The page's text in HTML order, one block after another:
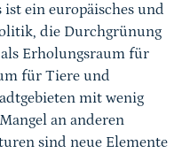
ein europäisches und
die Durchgrünung
Erholungsraum für
für Tiere und
mit wenig
an anderen
sind neue Elemente